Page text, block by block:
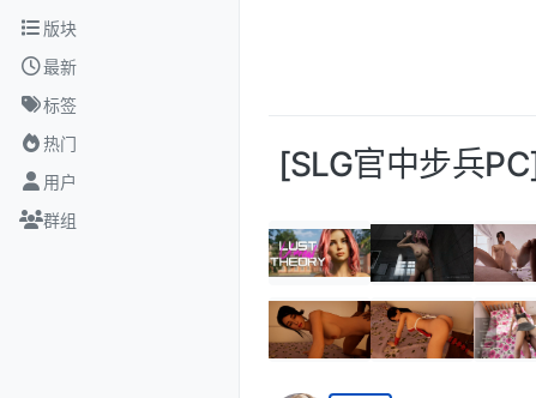
跳转至内容
版块
最新
标签
热门
用户
群组
[SLG官中步兵